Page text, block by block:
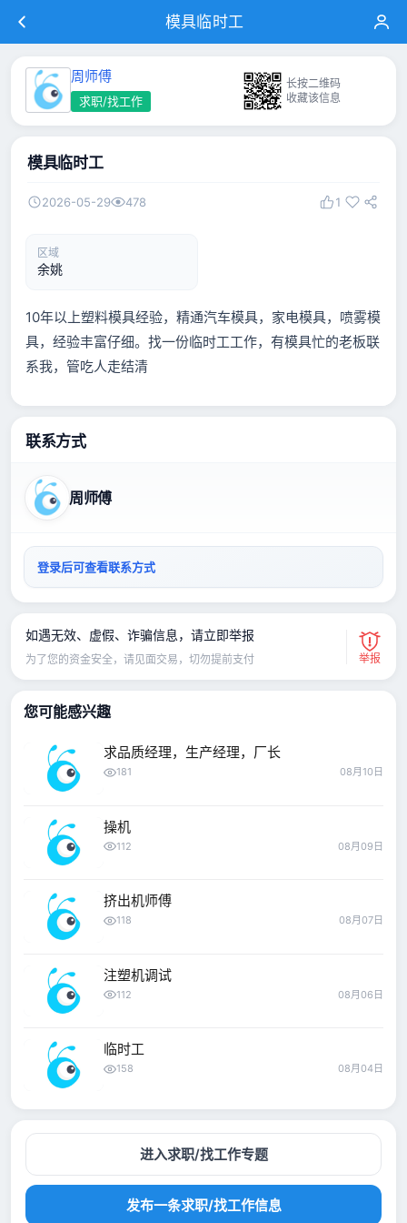
模具临时工
周师傅
求职/找工作
长按二维码
收藏该信息
模具临时工
2026-05-29 478 1
区域
余姚
10年以上塑料模具经验，精通汽车模具，家电模具，喷雾模
具，经验丰富仔细。找一份临时工工作，有模具忙的老板联
系我，管吃人走结清
联系方式
周师傅
登录后可查看联系方式
如遇无效、虚假、诈骗信息，请立即举报
为了您的资金安全，请见面交易，切勿提前支付 举报
您可能感兴趣
求品质经理，生产经理，厂长
181 08月10日
操机
112 08月09日
挤出机师傅
118 08月07日
注塑机调试
112 08月06日
临时工
158 08月04日
进入求职/找工作专题
发布一条求职/找工作信息